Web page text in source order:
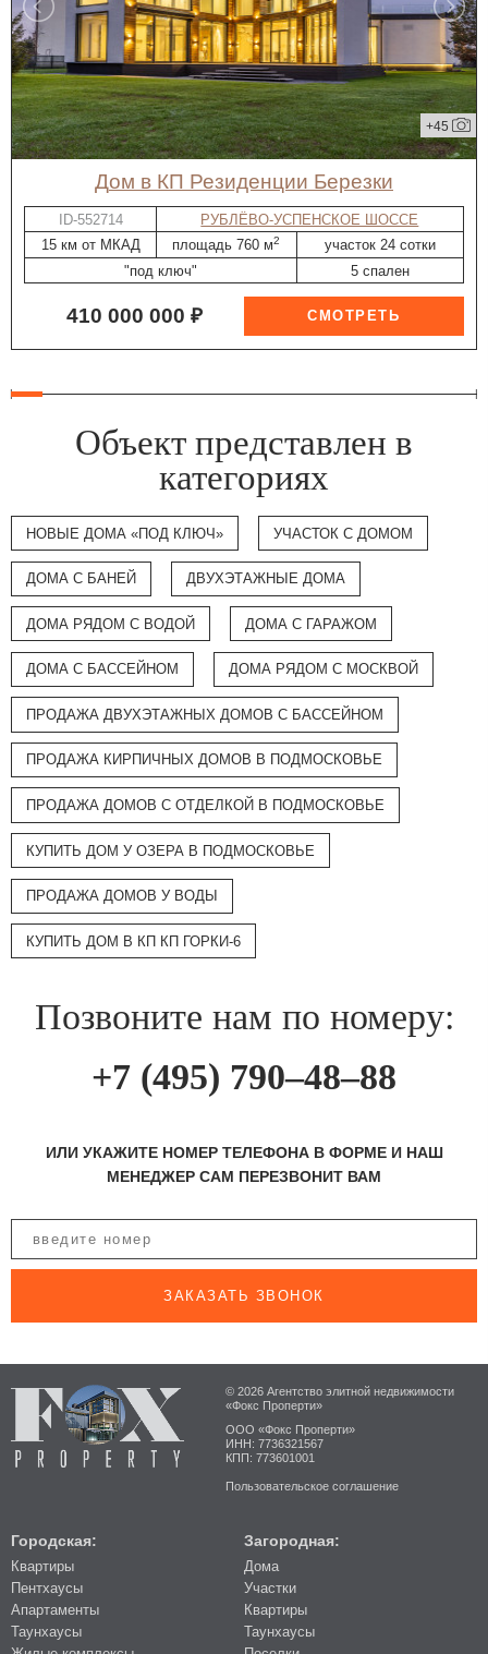
+45
дом в КП Резиденции Березки
ID-552714
РУБЛЁВО-УСПЕНСКОЕ ШОССЕ
15 км от МКАД
площадь 760 м2
участок 24 сотки
"под ключ"
5 спален
410 000 000 ₽
Объект представлен в
категориях
НОВЫЕ ДОМА «ПОД КЛЮЧ» УЧАСТОК С ДОМОМ
ДОМА С БАНЕЙ ДВУХЭТАЖНЫЕ ДОМА
ДОМА РЯДОМ С ВОДОЙ ДОМА С ГАРАЖОМ
ДОМА С БАССЕЙНОМ ДОМА РЯДОМ С МОСКВОЙ
ПРОДАЖА ДВУХЭТАЖНЫХ ДОМОВ С БАССЕЙНОМ
ПРОДАЖА КИРПИЧНЫХ ДОМОВ В ПОДМОСКОВЬЕ
ПРОДАЖА ДОМОВ С ОТДЕЛКОЙ В ПОДМОСКОВЬЕ
КУПИТЬ ДОМ У ОЗЕРА В ПОДМОСКОВЬЕ
ПРОДАЖА ДОМОВ У ВОДЫ
КУПИТЬ ДОМ В КП КП ГОРКИ-6
Позвоните нам по номеру:
+7 (495) 790–48–88
ИЛИ УКАЖИТЕ НОМЕР ТЕЛЕФОНА В ФОРМЕ И НАШ
МЕНЕДЖЕР САМ ПЕРЕЗВОНИТ ВАМ
ЗАКАЗАТЬ ЗВОНОК
© 2026 Агентство элитной недвижимости
«Фокс Проперти»
ООО «Фокс Проперти»
ИНН: 7736321567
КПП: 773601001
Пользовательское соглашение
Городская:
Квартиры
Пентхаусы
Апартаменты
Таунхаусы
Загородная:
Дома
Участки
Квартиры
Таунхаусы